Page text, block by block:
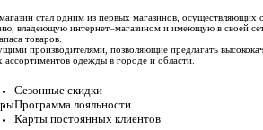
стал одним из первых магазинов,
владеющую интернет–магазином и имеющую в своей
товаров.
производителями, позволяющие предлагать
одежды в городе и области.
Сезонные скидки
Программа лояльности
Карты постоянных клиентов